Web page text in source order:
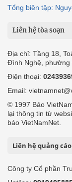
Tổng biên tập:
Liên hệ tòa soạn
Địa chỉ: Tầng 18,
Đình Nghệ, phường
Điện thoại:
Email:
© 1997 Báo
lại thông tin từ
báo VietNamNet.
Liên hệ quảng cáo
Công ty Cổ phần